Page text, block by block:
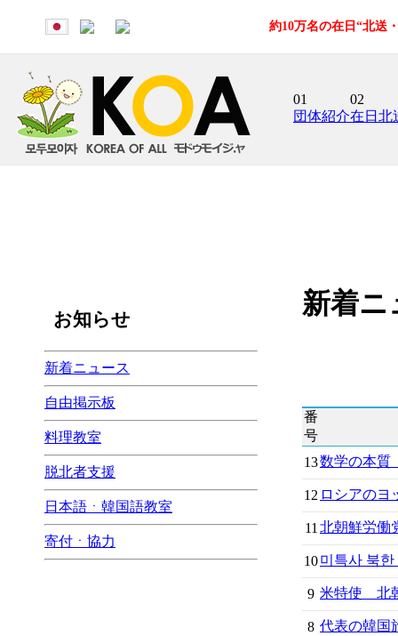
約10万名の在日“北送
01
団体紹介
02
在日北
お知らせ
新着ニュース
自由掲示板
料理教室
脱北者支援
日本語ㆍ韓国語教室
寄付ㆍ協力
新着ニ
番
号
13数学の本
12 ロシアの
11北朝鮮労働
10미특사 북
9 米特使 北
8 代表の韓国